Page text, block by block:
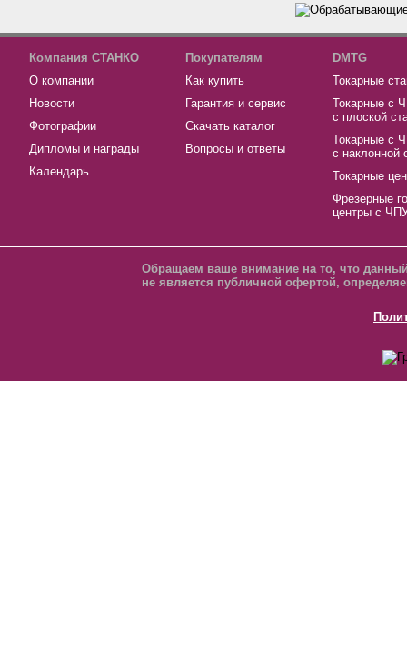
Компания СТАНКО
О компании
Новости
Фотографии
Дипломы и награды
Календарь
Покупателям
Как купить
Гарантия и сервис
Скачать каталог
Вопросы и ответы
DMTG
Токарные
Токарные с
с плоской
Токарные с
с наклонной
Токарные
Фрезерные
центры с
Обращаем ваше внимание на то, что
не является публичной офертой,